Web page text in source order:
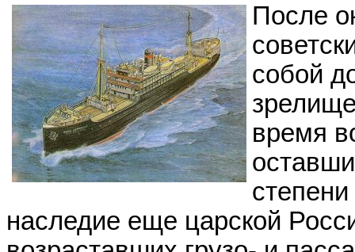
После
собой
время
наследие еще царской